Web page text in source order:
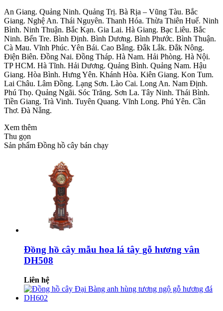
An Giang. Quảng Ninh. Quảng Trị. Bà Rịa – Vũng Tàu. Bắc
Giang. Nghệ An. Thái Nguyên. Thanh Hóa. Thừa Thiên Huế. Ninh
Bình. Ninh Thuận. Bắc Kạn. Gia Lai. Hà Giang. Bạc Liêu. Bắc
Ninh. Bến Tre. Bình Định. Bình Dương. Bình Phước. Bình Thuận.
Cà Mau. Vĩnh Phúc. Yên Bái. Cao Bằng. Đắk Lắk. Đắk Nông.
Điện Biên. Đồng Nai. Đồng Tháp. Hà Nam. Hải Phòng. Hà Nội.
TP HCM. Hà Tĩnh. Hải Dương. Quảng Bình. Quảng Nam. Hậu
Giang. Hòa Bình. Hưng Yên. Khánh Hòa. Kiên Giang. Kon Tum.
Lai Châu. Lâm Đồng. Lạng Sơn. Lào Cai. Long An. Nam Định.
Phú Thọ. Quảng Ngãi. Sóc Trăng. Sơn La. Tây Ninh. Thái Bình.
Tiền Giang. Trà Vinh. Tuyên Quang. Vĩnh Long. Phú Yên. Cần
Thơ. Đà Nẵng.
Xem thêm
Thu gọn
Sản phẩm Đồng hồ cây bán chạy
Đồng hồ cây mẫu hoa lá tây gỗ hương vân
DH508
Liên hệ